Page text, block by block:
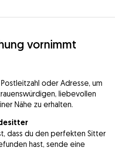
vornimmt
oder Adresse, um
liebevollen
Nähe zu erhalten.
dass du den perfekten Sitter
hast, sende eine